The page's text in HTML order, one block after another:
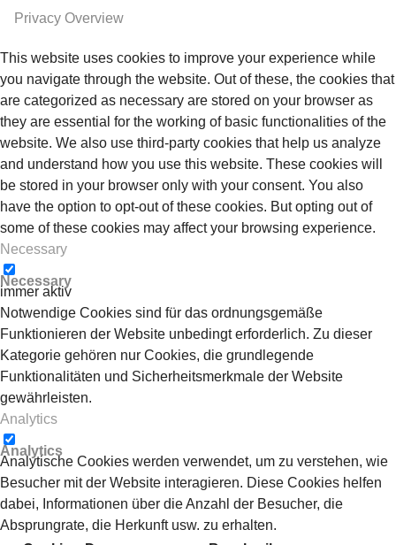
Privacy Overview
This website uses cookies to improve your experience while
you navigate through the website. Out of these, the cookies that
are categorized as necessary are stored on your browser as
they are essential for the working of basic functionalities of the
website. We also use third-party cookies that help us analyze
and understand how you use this website. These cookies will
be stored in your browser only with your consent. You also
have the option to opt-out of these cookies. But opting out of
some of these cookies may affect your browsing experience.
Necessary
Necessary
immer aktiv
Notwendige Cookies sind für das ordnungsgemäße
Funktionieren der Website unbedingt erforderlich. Zu dieser
Kategorie gehören nur Cookies, die grundlegende
Funktionalitäten und Sicherheitsmerkmale der Website
gewährleisten.
Analytics
Analytics
Analytische Cookies werden verwendet, um zu verstehen, wie
Besucher mit der Website interagieren. Diese Cookies helfen
dabei, Informationen über die Anzahl der Besucher, die
Absprungrate, die Herkunft usw. zu erhalten.